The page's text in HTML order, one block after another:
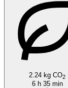
2.24 kg CO2
6 h 35 min